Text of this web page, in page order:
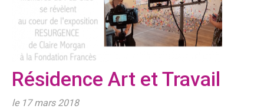
Résidence Art et Travail
le 17 mars 2018